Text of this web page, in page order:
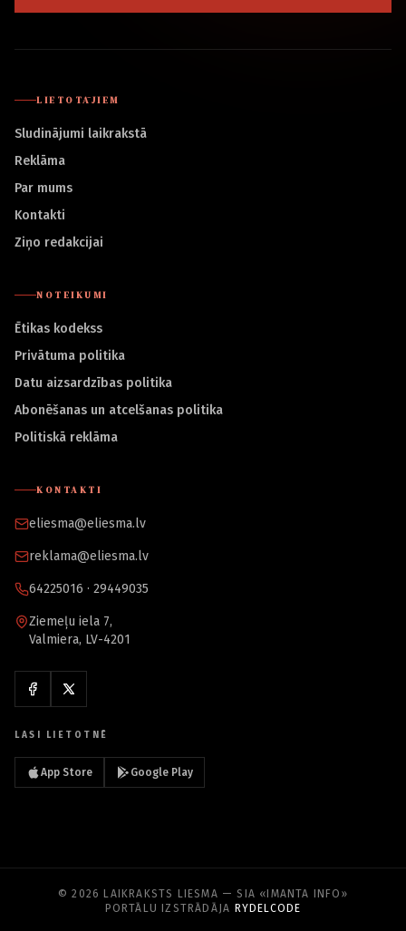
LIETOTĀJIEM
Sludinājumi laikrakstā
Reklāma
Par mums
Kontakti
Ziņo redakcijai
NOTEIKUMI
Ētikas kodekss
Privātuma politika
Datu aizsardzības politika
Abonēšanas un atcelšanas politika
Politiskā reklāma
KONTAKTI
eliesma@eliesma.lv
reklama@eliesma.lv
64225016 · 29449035
Ziemeļu iela 7,
Valmiera, LV-4201
LASI LIETOTNĒ
App Store Google Play
© 2026 LAIKRAKSTS LIESMA — SIA «IMANTA INFO»
PORTĀLU IZSTRĀDĀJA RYDELCODE